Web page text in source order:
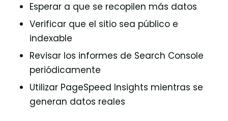
Esperar a que se recopilen más datos
Verificar que el sitio sea público e
indexable
Revisar los informes de Search Console
periódicamente
Utilizar PageSpeed Insights mientras se
generan datos reales